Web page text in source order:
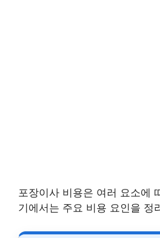
포장이사 비용은 여러 요소에
기에서는 주요 비용 요인을 정